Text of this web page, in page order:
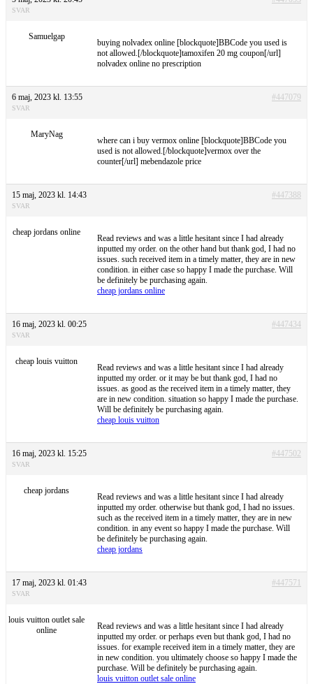
SVAR
Samuelgap
buying nolvadex online [blockquote]BBCode you used is
not allowed.[/blockquote]tamoxifen 20 mg coupon[/url]
nolvadex online no prescription
6 maj, 2023 kl. 13:55 #447079
SVAR
MaryNag
where can i buy vermox online [blockquote]BBCode you
used is not allowed.[/blockquote]vermox over the
counter[/url] mebendazole price
15 maj, 2023 kl. 14:43 #447388
SVAR
cheap jordans online
Read reviews and was a little hesitant since I had already
inputted my order. on the other hand but thank god, I had no
issues. such received item in a timely matter, they are in new
condition. in either case so happy I made the purchase. Will
be definitely be purchasing again.
cheap jordans online
16 maj, 2023 kl. 00:25 #447434
SVAR
cheap louis vuitton
Read reviews and was a little hesitant since I had already
inputted my order. or it may be but thank god, I had no
issues. as good as the received item in a timely matter, they
are in new condition. situation so happy I made the purchase.
Will be definitely be purchasing again.
cheap louis vuitton
16 maj, 2023 kl. 15:25 #447502
SVAR
cheap jordans
Read reviews and was a little hesitant since I had already
inputted my order. otherwise but thank god, I had no issues.
such as the received item in a timely matter, they are in new
condition. in any event so happy I made the purchase. Will
be definitely be purchasing again.
cheap jordans
17 maj, 2023 kl. 01:43 #447571
SVAR
louis vuitton outlet sale
online
Read reviews and was a little hesitant since I had already
inputted my order. or perhaps even but thank god, I had no
issues. for example received item in a timely matter, they are
in new condition. you ultimately choose so happy I made the
purchase. Will be definitely be purchasing again.
louis vuitton outlet sale online